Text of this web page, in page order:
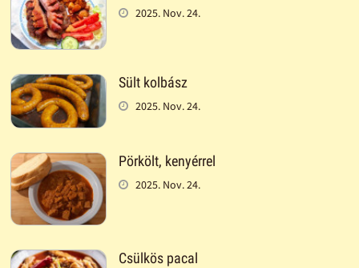
2025. Nov. 24.
Sült kolbász
2025. Nov. 24.
Pörkölt, kenyérrel
2025. Nov. 24.
Csülkös pacal